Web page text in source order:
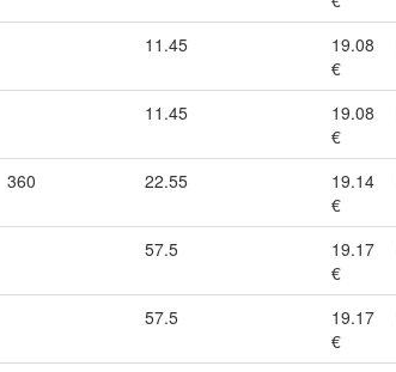
11.45
19.08
€
11.45
19.08
€
360 22.55
19.14
€
57.5
19.17
€
57.5
19.17
€